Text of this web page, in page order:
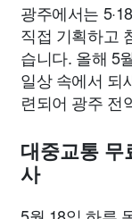
광주에서는
직접 기획하고
습니다. 올해 5
일상 속에서 되
련되어 광주 전
대중교통 무
사